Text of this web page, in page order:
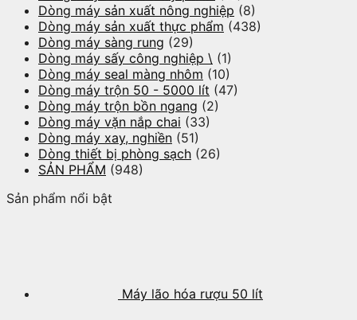
Dòng máy sản xuất nông nghiệp (8)
Dòng máy sản xuất thực phẩm (438)
Dòng máy sàng rung (29)
Dòng máy sấy công nghiệp \ (1)
Dòng máy seal màng nhôm (10)
Dòng máy trộn 50 - 5000 lít (47)
Dòng máy trộn bồn ngang (2)
Dòng máy vặn nắp chai (33)
Dòng máy xay, nghiền (51)
Dòng thiết bị phòng sạch (26)
SẢN PHẨM (948)
Sản phẩm nổi bật
Máy lão hóa rượu 50 lít